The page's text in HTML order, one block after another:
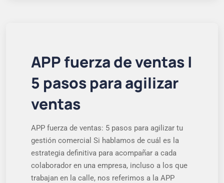
APP fuerza de ventas |
5 pasos para agilizar
ventas
APP fuerza de ventas: 5 pasos para agilizar tu
gestión comercial Si hablamos de cuál es la
estrategia definitiva para acompañar a cada
colaborador en una empresa, incluso a los que
trabajan en la calle, nos referimos a la APP